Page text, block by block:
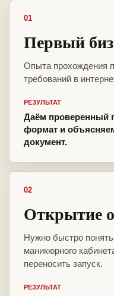
01
Первый
Опыта прохождения
требований в
РЕЗУЛЬТАТ
Даём проверенный
формат и
документ.
02
Открытие
Нужно быстро
маникюрного
переносить запуск.
РЕЗУЛЬТАТ